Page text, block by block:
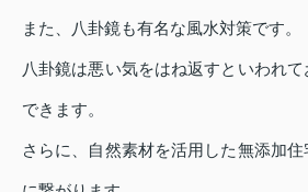
また、八卦鏡も有名な風水対策です。
八卦鏡は悪い気をはね返すといわれ
できます。
さらに、自然素材を活用した無添加